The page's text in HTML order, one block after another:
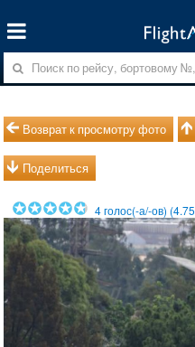
Возврат к просмотру фото
Поделиться
4голос(-а/-ов) (4.75